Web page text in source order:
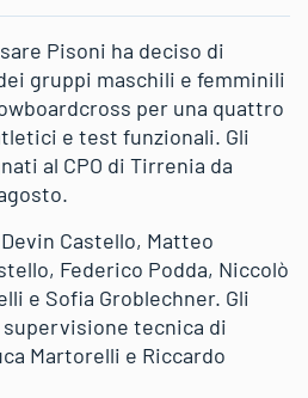
Pisoni ha deciso di
gruppi maschili e femminili
per una quattro
e test funzionali. Gli
al CPO di Tirrenia da
Castello, Matteo
Federico Podda, Niccolò
e Sofia Groblechner. Gli
tecnica di
Martorelli e Riccardo